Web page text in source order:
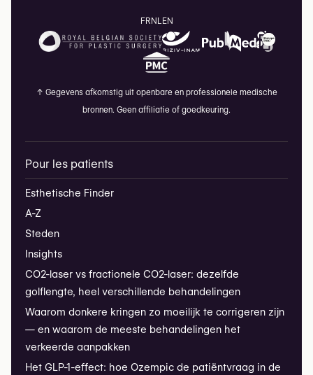
FRNLEN
↑ Gegevens afkomstig uit openbare en professionele medische
bronnen. Geen affiliatie of goedkeuring.
Pour les patients
Esthetische Finder
A-Z
Steden
Insights
CO2-laser vs fractionele CO2-laser: dezelfde
golflengte, heel verschillende behandelingen
Waarom donkere kringen zo moeilijk te corrigeren zijn
— en waarom de meeste behandelingen het
verkeerde aanpakken
Het GLP-1-effect: hoe Ozempic de patiëntvraag in de